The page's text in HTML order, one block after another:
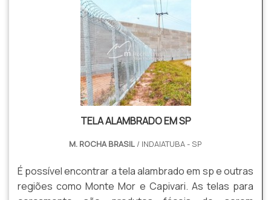
investimento com ótimo custo-benefício e que vale a
TELA ALAMBRADO EM SP
M. ROCHA BRASIL / INDAIATUBA - SP
É possível encontrar a tela alambrado em sp e outras
regiões como Monte Mor e Capivari. As telas para